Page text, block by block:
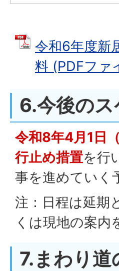
令和6年度新
料 (PDFファ
6.今後の
令和8年4月1日
行止め措置を行
事を進めていく
注：日程は延期
くは現地の案内
7.まわり